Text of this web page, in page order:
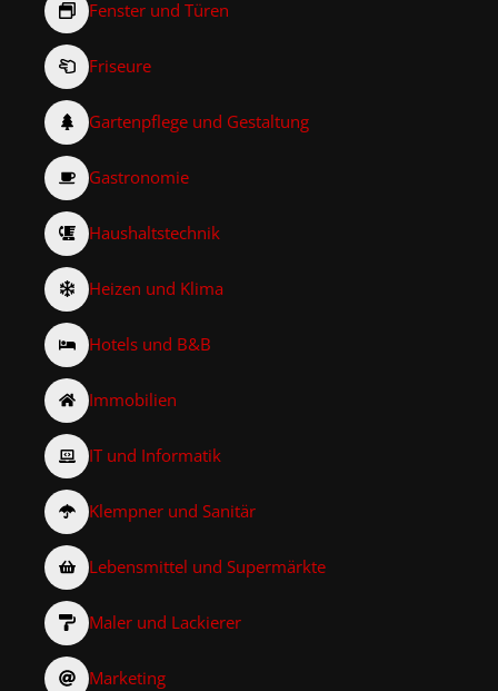
Fenster und Türen
Friseure
Gartenpflege und Gestaltung
Gastronomie
Haushaltstechnik
Heizen und Klima
Hotels und B&B
Immobilien
IT und Informatik
Klempner und Sanitär
Lebensmittel und Supermärkte
Maler und Lackierer
Marketing